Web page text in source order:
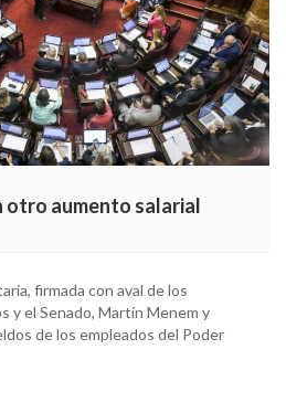
otro aumento salarial
firmada con aval de los
y el Senado, Martín Menem y
de los empleados del Poder